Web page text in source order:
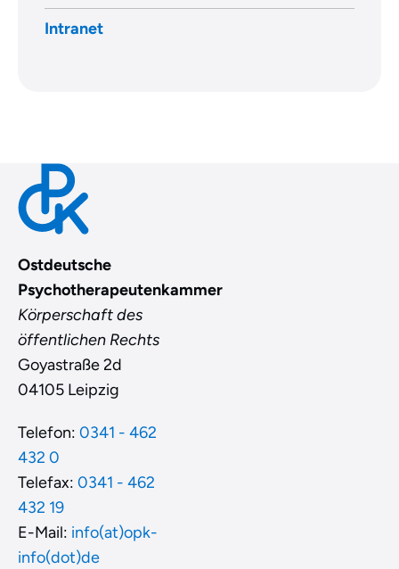
Intranet
Ostdeutsche
Psychotherapeutenkammer
Körperschaft des
öffentlichen Rechts
Goyastraße 2d
04105 Leipzig
Telefon: 0341 - 462
432 0
Telefax: 0341 - 462
432 19
E-Mail: info(at)opk-
info(dot)de